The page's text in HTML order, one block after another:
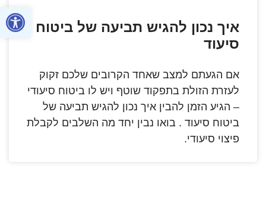
פתח
איך נכון להגיש תביעה של ביטוח
סיעוד
אם הגעתם למצב שאחד הקרובים שלכם זקוק
לעזרת הזולת בתפקוד שוטף ויש לו ביטוח סיעודי
– הגיע הזמן להבין איך נכון להגיש תביעה של
ביטוח סיעוד . בואו נבין יחד מה השלבים לקבלת
פיצוי סיעודי.